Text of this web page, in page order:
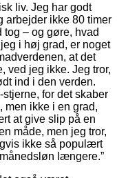
liv. Jeg har godt
arbejder ikke 80 timer
tog – og gøre, hvad
i høj grad, er noget
at det
ved jeg ikke. Jeg tror,
ind i den verden.
for det skaber
men ikke i en grad,
at give slip på en
måde, men jeg tror,
ikke så populært
længere.”